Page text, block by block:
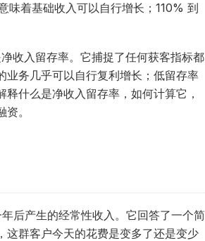
着基础收入可以自行增长；110% 到
收入留存率。它捕捉了任何获客指标都
业务几乎可以自行复利增长；低留存率
什么是净收入留存率，如何计算它，
。
后产生的经常性收入。它回答了一个简
这群客户今天的花费是变多了还是变少